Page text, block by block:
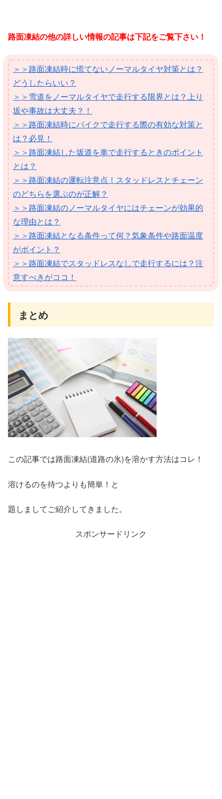
路面凍結の他の詳しい情報の記事は下記をご覧下さい！
＞＞路面凍結時に慌てないノーマルタイヤ対策とは？
どうしたらいい？
＞＞雪道をノーマルタイヤで走行する限界とは？上り
坂や事故は大丈夫？！
＞＞路面凍結時にバイクで走行する際の有効な対策と
は？必見！
＞＞路面凍結した坂道を車で走行するときのポイント
とは？
＞＞路面凍結の運転注意点！スタッドレスとチェーン
のどちらを選ぶのが正解？
＞＞路面凍結のノーマルタイヤにはチェーンが効果的
な理由とは？
＞＞路面凍結となる条件って何？気象条件や路面温度
がポイント？
＞＞路面凍結でスタッドレスなしで走行するには？注
意すべきがココ！
まとめ
この記事では路面凍結(道路の氷)を溶かす方法はコレ！
溶けるのを待つよりも簡単！と
題しましてご紹介してきました。
スポンサードリンク